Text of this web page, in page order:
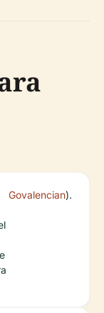
Govalencian).